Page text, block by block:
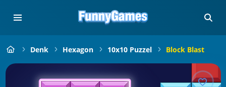
Denk Hexagon 10x10 Puzzel Block Blast